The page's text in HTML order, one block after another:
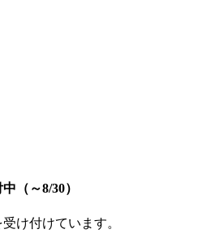
（～8/30）
け付けています。